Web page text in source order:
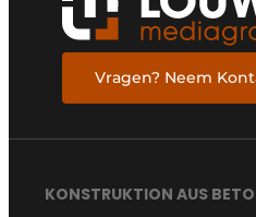
Vragen? Neem
KONSTRUKTION AUS